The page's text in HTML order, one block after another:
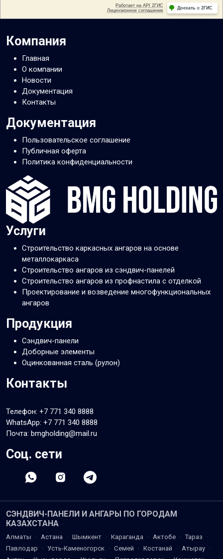
Компания
Главная
О компании
Новости
Документация
Контакты
Документация
Пользовательское соглашение
Публичная оферта
Политика конфиденциальности
Услуги
Строительство каркасных ангаров на основе
металлокаркаса
Строительство ангаров из сэндвич-панелей
Строительство ангаров из профнастила с отделкой
Проектирование и возведение многофункциональных
ангаров
Продукция
Сэндвич-панели
Доборные элементы
Оцинкованная сталь (рулон)
Контакты
Телефон: +7 771 340 8888
WhatsApp: +7 771 340 8888
Почта: bmgholding@mail.ru
Соц. сети
СЭНДВИЧ-ПАНЕЛИ И АНГАРЫ ПО ГОРОДАМ
КАЗАХСТАНА
Алматы · Астана · Шымкент · Караганда · Актобе · Тараз
·
Павлодар
· Усть-Каменогорск · Семей · Костанай · Атырау ·